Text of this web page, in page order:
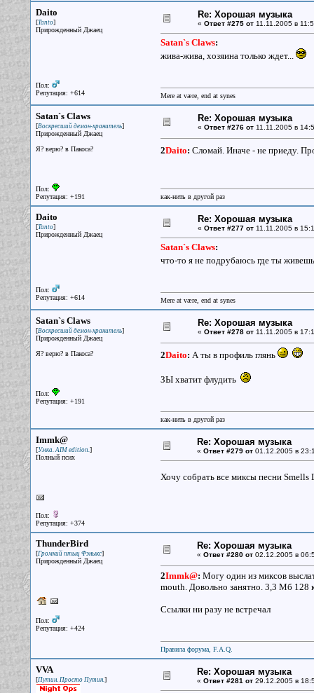
Daito
[Tanto]
Прирожденный Джаец
Пол:
Репутация: +614
Re: Хорошая музыка
« Ответ #275 от11.11.2005 в
Satan`s Claws:
жива-жива, хозяина только ждет...
Mere at være, end at synes
Satan`s Claws
[Воскресший демон-хранитель]
Прирожденный Джаец
Я? верю? в Пакоса?
Пол:
Репутация: +191
Re: Хорошая музыка
« Ответ #276 от11.11.2005 в
2Daito: Сломай. Иначе - не приеду.
как-нить в другой раз
Daito
[Tanto]
Прирожденный Джаец
Пол:
Репутация: +614
Re: Хорошая музыка
« Ответ #277 от11.11.2005 в
Satan`s Claws:
что-то я не подрубаюсь где ты
Mere at være, end at synes
Satan`s Claws
[Воскресший демон-хранитель]
Прирожденный Джаец
Я? верю? в Пакоса?
Пол:
Репутация: +191
Re: Хорошая музыка
« Ответ #278 от11.11.2005 в
2Daito: А ты в профиль глянь
ЗЫ хватит флудить
как-нить в другой раз
Immk@
[Умка. AIM edition.]
Полный псих
Пол:
Репутация: +374
Re: Хорошая музыка
« Ответ #279 от01.12.2005 в
Хочу собрать все миксы песни Smells
ThunderBird
[Громкий птыц Фэныкс]
Прирожденный Джаец
Пол:
Репутация: +424
Re: Хорошая музыка
« Ответ #280 от02.12.2005 в
2Immk@: Могу один из миксов
mouth. Довольно занятно. 3,3 Мб 128
Ссылки ни разу не встречал
Правила форума, F.A.Q.
VVA
[Путин. Просто Путин.]
Re: Хорошая музыка
« Ответ #281 от29.12.2005 в